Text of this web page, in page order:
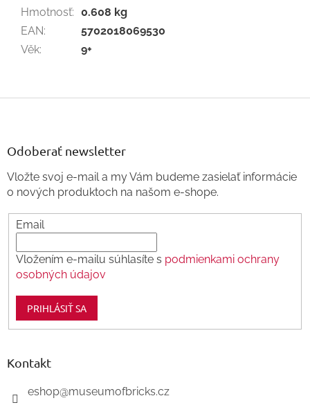
Hmotnosť: 0.608 kg
EAN:
5702018069530
Věk: 9+
Z
Odoberať newsletter
Vložte svoj e-mail a my Vám budeme zasielať informácie
o nových produktoch na našom e-shope.
Email
Vložením e-mailu súhlasíte s podmienkami ochrany
osobných údajov
PRIHLÁSIŤ SA
Kontakt
eshop@museumofbricks.cz